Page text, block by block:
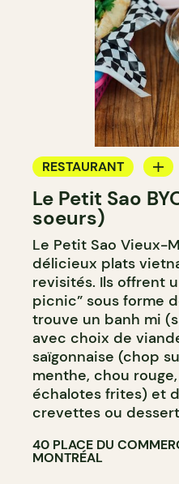
RESTAURANT
COMPTOIR
Le Petit Sao
soeurs)
Le Petit Sao Vieux-
délicieux plats
revisités. Ils offrent
picnic” sous forme
trouve un banh mi
avec choix de
saïgonnaise (chop
menthe, chou
échalotes frites) et
crevettes ou
40 PLACE DU
MONTRÉAL